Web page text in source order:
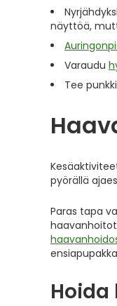
näyttöä,
Varaudu
Tee
pyörällä
Paras tapa